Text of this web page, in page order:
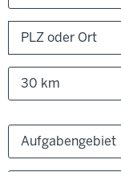
30 km
Aufgabengebiet